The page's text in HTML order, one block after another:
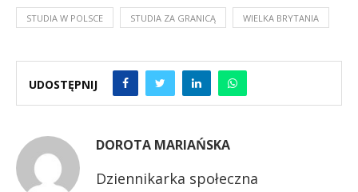
STUDIA W POLSCE STUDIA ZA GRANICĄ WIELKA BRYTANIA
UDOSTĘPNIJ
DOROTA MARIAŃSKA
Dziennikarka społeczna